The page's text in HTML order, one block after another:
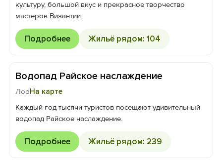
культуру, большой вкус и прекрасное творчество
мастеров Византии.
Подробнее Жильё рядом: 104
Водопад Райское наслаждение
ЛооНа карте
Каждый год тысячи туристов посещают удивительный
водопад Райское наслаждение.
Подробнее Жильё рядом: 239